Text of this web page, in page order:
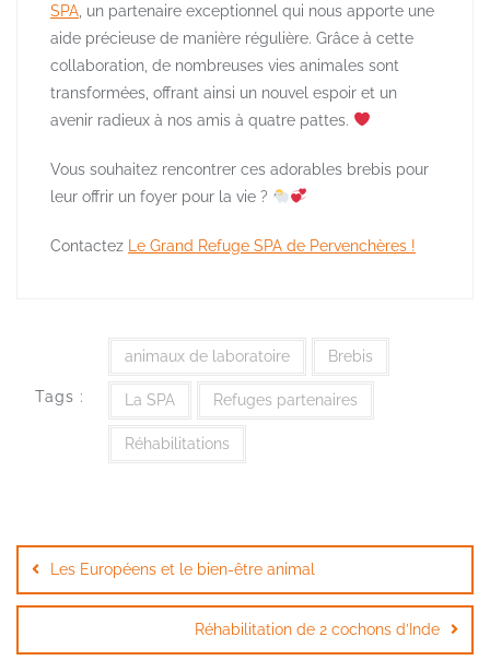
SPA , un partenaire exceptionnel qui nous apporte une
aide précieuse de manière régulière. Grâce à cette
collaboration, de nombreuses vies animales sont
transformées, offrant ainsi un nouvel espoir et un
avenir radieux à nos amis à quatre pattes.
Vous souhaitez rencontrer ces adorables brebis pour
leur offrir un foyer pour la vie ?
Contactez Le Grand Refuge SPA de Pervenchères !
Tags :
animaux de laboratoire Brebis
La SPA Refuges partenaires
Réhabilitations
de
l’article
Les Européens et le bien-être animal
Réhabilitation de 2 cochons d’Inde